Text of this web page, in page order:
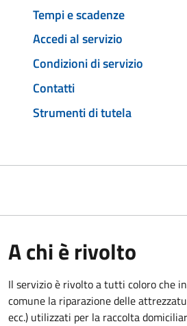
Tempi e scadenze
Accedi al servizio
Condizioni di servizio
Contatti
Strumenti di tutela
A chi è rivolto
Il servizio è rivolto a tutti coloro che
comune la riparazione delle
ecc.) utilizzati per la raccolta